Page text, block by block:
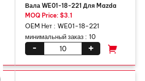
Вала WE01-18-221 Для Mazda
MOQ Price: $3.1
OEM Нет : WE01-18-221
минимальный заказ : 10
+
-